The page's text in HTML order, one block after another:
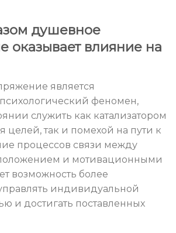
душевное
оказывает влияние на
является
феномен,
служить как катализатором
целей, так и помехой на пути к
процессов связи между
и мотивационными
возможность более
индивидуальной
и достигать поставленных